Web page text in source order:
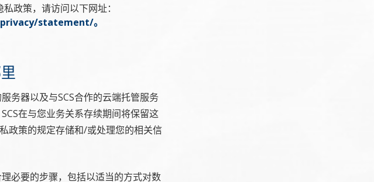
政策，请访问以下网址：
statement/。
务器以及与SCS合作的云端托管服务
在与您业务关系存续期间将保留这
政策的规定存储和/或处理您的相关信
必要的步骤，包括以适当的方式对数